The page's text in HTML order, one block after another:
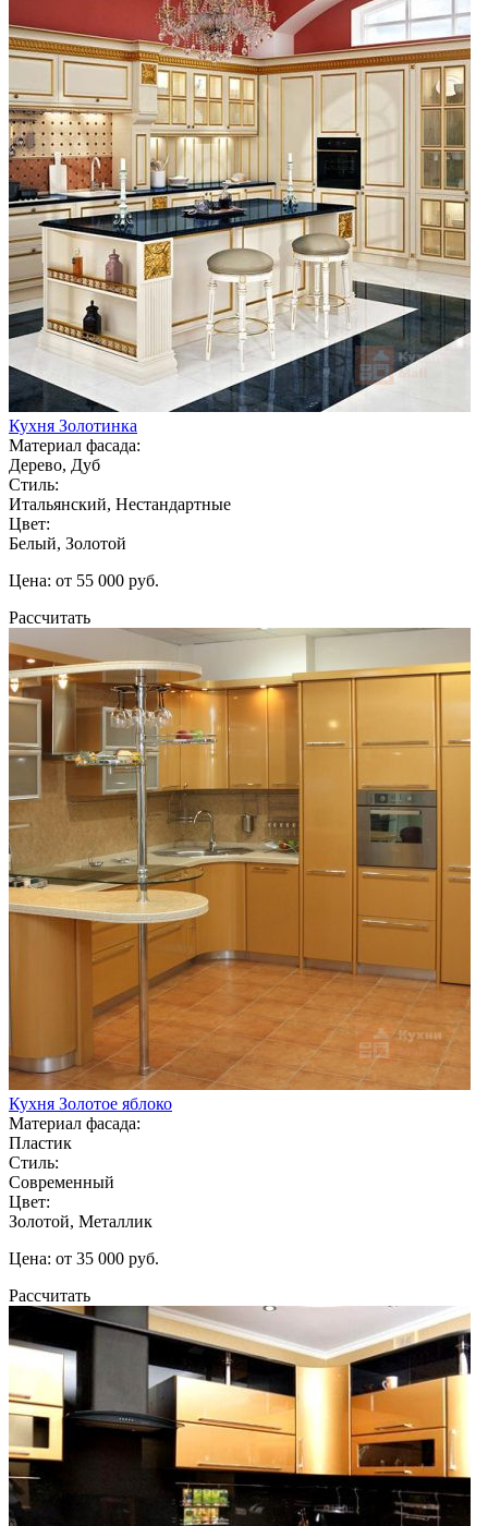
Кухня Золотинка
Материал фасада:
Дерево, Дуб
Стиль:
Итальянский, Нестандартные
Цвет:
Белый, Золотой
Цена: от 55 000 руб.
Рассчитать
Кухня Золотое яблоко
Материал фасада:
Пластик
Стиль:
Современный
Цвет:
Золотой, Металлик
Цена: от 35 000 руб.
Рассчитать